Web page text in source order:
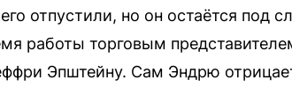
отпустили, но он остаётся под
работы торговым
Эпштейну. Сам Эндрю